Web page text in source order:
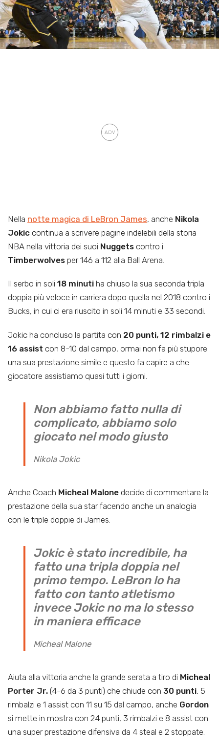
Nella notte magica di LeBron James, anche Nikola
Jokic continua a scrivere pagine indelebili della storia
NBA nella vittoria dei suoi Nuggets contro i
Timberwolves per 146 a 112 alla Ball Arena.
Il serbo in soli 18 minuti ha chiuso la sua seconda tripla
doppia più veloce in carriera dopo quella nel 2018 contro i
Bucks, in cui ci era riuscito in soli 14 minuti e 33 secondi.
Jokic ha concluso la partita con 20 punti, 12 rimbalzi e
16 assist con 8-10 dal campo, ormai non fa più stupore
una sua prestazione simile e questo fa capire a che
giocatore assistiamo quasi tutti i giorni.
Non abbiamo fatto nulla di
complicato, abbiamo solo
giocato nel modo giusto
Nikola Jokic
Anche Coach Micheal Malone decide di commentare la
prestazione della sua star facendo anche un analogia
con le triple doppie di James.
Jokic è stato incredibile, ha
fatto una tripla doppia nel
primo tempo. LeBron lo ha
fatto con tanto atletismo
invece Jokic no ma lo stesso
in maniera efficace
Micheal Malone
Aiuta alla vittoria anche la grande serata a tiro di Micheal
Porter Jr. (4-6 da 3 punti) che chiude con 30 punti, 5
rimbalzi e 1 assist con 11 su 15 dal campo, anche Gordon
si mette in mostra con 24 punti, 3 rimbalzi e 8 assist con
una super prestazione difensiva da 4 steal e 2 stoppate.